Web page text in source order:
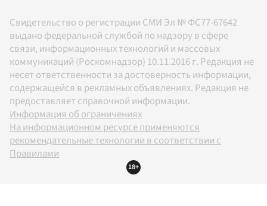
Свидетельство о регистрации СМИ Эл № ФС77-67642
выдано федеральной службой по надзору в сфере
связи, информационных технологий и массовых
коммуникаций (Роскомнадзор) 10.11.2016 г. Редакция не
несет ответственности за достоверность информации,
содержащейся в рекламных объявлениях. Редакция не
предоставляет справочной информации.
Информация об ограничениях
На информационном ресурсе применяются
рекомендательные технологии в соответствии с
Правилами
18+